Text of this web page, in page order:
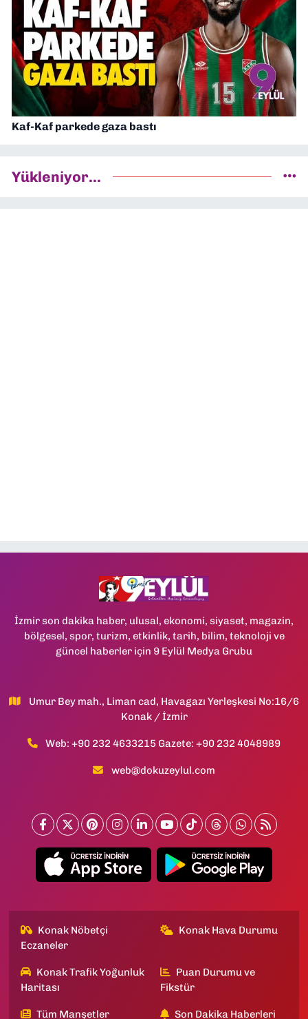
Kaf-Kaf parkede gaza bastı
Yükleniyor...
İzmir son dakika haber, ulusal, ekonomi, siyaset, magazin,
bölgesel, spor, turizm, etkinlik, tarih, bilim, teknoloji ve
güncel haberler için 9 Eylül Medya Grubu
Umur Bey mah., Liman cad, Havagazı Yerleşkesi No:16/6
Konak / İzmir
Web: +90 232 4633215 Gazete: +90 232 4048989
web@dokuzeylul.com
Konak Nöbetçi
Eczaneler
Konak Hava Durumu
Konak Trafik Yoğunluk
Haritası
Puan Durumu ve
Fikstür
Tüm Manşetler Son Dakika Haberleri